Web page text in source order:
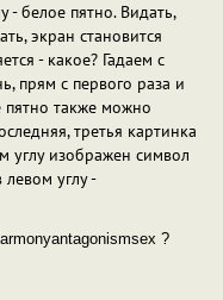
- белое пятно. Видать,
экран становится
- какое? Гадаем с
прям с первого раза и
пятно также можно
третья картинка
углу изображен символ
углу -
?